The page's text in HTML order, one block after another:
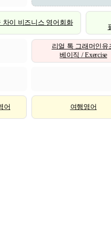
차이 비즈니스 영어회화
리얼 톡 그래머인유
베이직 / Exercise
어 여행영어